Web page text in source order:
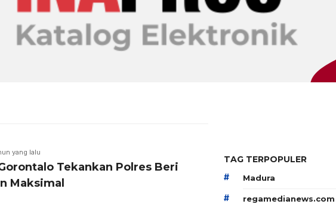
yang lalu
Tekankan Polres Beri
Maksimal
TAG TERPOPULER
# Madura
# regamedianews.com